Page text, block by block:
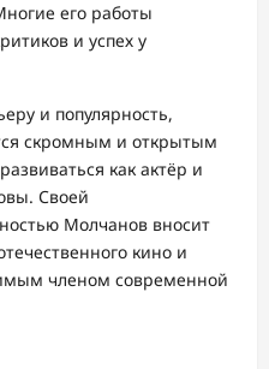
его работы
и успех у
и популярность,
скромным и открытым
как актёр и
Своей
Молчанов вносит
кино и
членом современной